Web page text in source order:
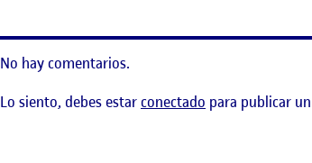
No hay comentarios.
Lo siento, debes estarconectado para publicar